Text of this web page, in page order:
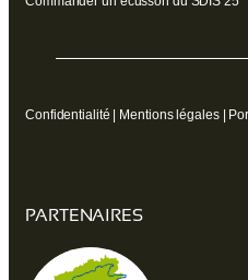
Confidentialité | Mentions légales|
PARTENAIRES